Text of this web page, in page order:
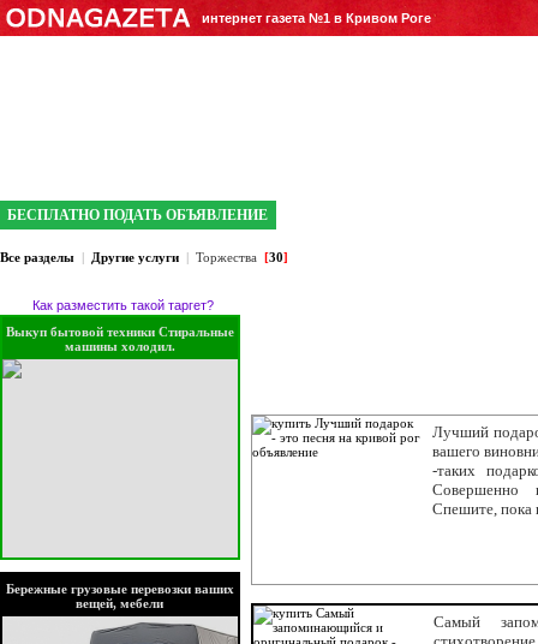
интернет газета №1 в Кривом Роге
БЕСПЛАТНО ПОДАТЬ ОБЪЯВЛЕНИЕ
Все разделы | Другие услуги | Торжества [30]
Как разместить такой таргет?
Выкуп бытовой техники Стиральные
машины холодил.
Бережные грузовые перевозки ваших
вещей, мебели
Лучший
вашего
-таких
Совершенно
Спешите, пока
Самый